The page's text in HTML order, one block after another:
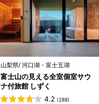
山梨県/ 河口湖・富士五湖
富士山の見える全室個室サウ
ナ付旅館 しずく
4.2 (288)